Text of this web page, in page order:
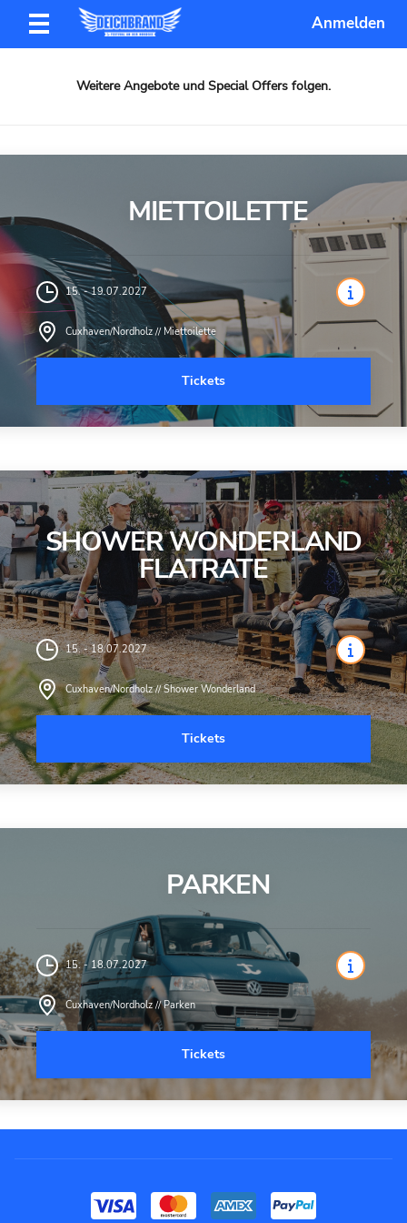
Anmelden
Weitere Angebote und Special Offers folgen.
MIETTOILETTE
15. - 19.07.2027
Cuxhaven/Nordholz // Miettoilette
Tickets
SHOWER WONDERLAND
FLATRATE
15. - 18.07.2027
Cuxhaven/Nordholz // Shower Wonderland
Tickets
PARKEN
15. - 18.07.2027
Cuxhaven/Nordholz // Parken
Tickets